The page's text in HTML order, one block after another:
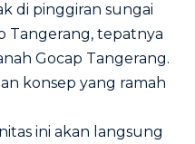
di pinggiran sungai
Tangerang, tepatnya
Gocap Tangerang.
konsep yang ramah
ini akan langsung